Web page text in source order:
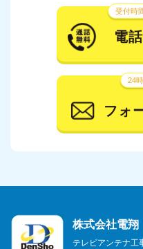
受付時
電
24
フォ
株式会社電翔
テレビアンテナ工